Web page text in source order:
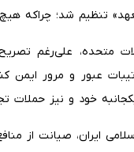
تنظیم شد؛ چراکه
متحده، علی‌رغم
عبور و مرور ایمن
خود و نیز حملات
ایران، صیانت از